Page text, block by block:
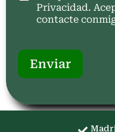
Privacidad.
contacte
Enviar